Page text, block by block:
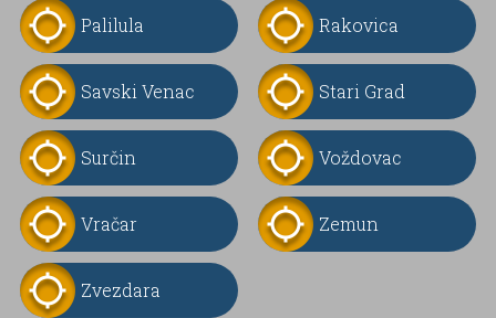
Palilula Rakovica
Savski Venac Stari Grad
Surčin Voždovac
Vračar Zemun
Zvezdara